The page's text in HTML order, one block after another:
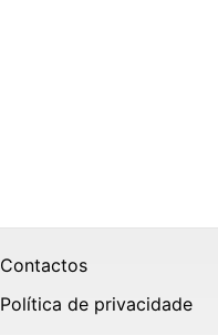
Contactos
Política de privacidade